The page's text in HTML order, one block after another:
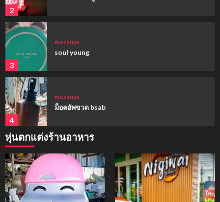
2
3
mockups
soul young
4
mockups
ม็อคอัพขวด bsab
5
ม็อคอัพน้ำมันวังว่าน
หุ่นตกแต่งร้านอาหาร